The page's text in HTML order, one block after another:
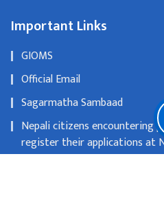
Important Links
GIOMS
Official Email
Sagarmatha Sambaad
Nepali citizens encountering
register their applications at
consulates